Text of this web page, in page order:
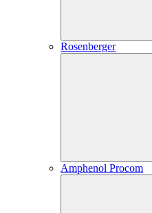
Rosenberger
Amphenol Procom